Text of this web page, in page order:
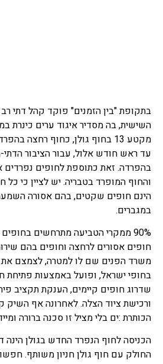
בתקופת "בין הזמנים" פוקד קהל דתי
השישית, בה מסדיר איגוד ערים כינרת
מקטע 13 בחוף גולן, כחוף רחצה
עד ראש חודש אלול, עבור הציבור הדתי-
בהפרדה. זאת כתוספת לחופים נפרדים
והחוף המופרד בטבריה. יש לציין כי כל
הינם חופים שקטים, בהם אסורה
במגברים.
90% ממקרי הטביעה מתרחשים
חופים אסורים לרחצה וחופים בהם
משרד הפנים שם לו למטרה, לצמצם
בחופי ישראל, ופועל באמצעות פתיחת
שדרוג חופים קיימים, הענקת תקציב
ורכישת ציוד הצלה. לאחרונה אף
הכותרת :ים בלי מציל זו סכנה ברורה
הכניסה לחוף הנפרד החדש בגולן הינה
החולק עם חוף גולן חניון משותף. חפשו